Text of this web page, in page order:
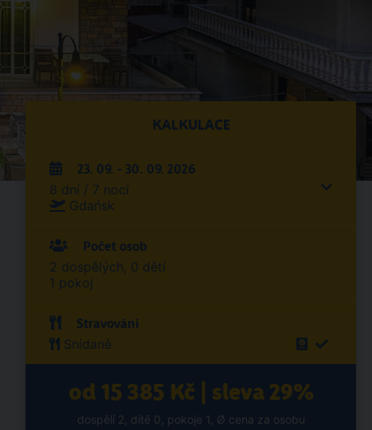
KALKULACE
23. 09. - 30. 09. 2026
8 dní / 7 nocí
Gdańsk
Počet osob
2 dospělých, 0 dětí
1 pokoj
Stravování
Snídaně
od 15 385 Kč | sleva 29%
dospělí 2, dítě 0, pokoje 1, Ø cena za osobu